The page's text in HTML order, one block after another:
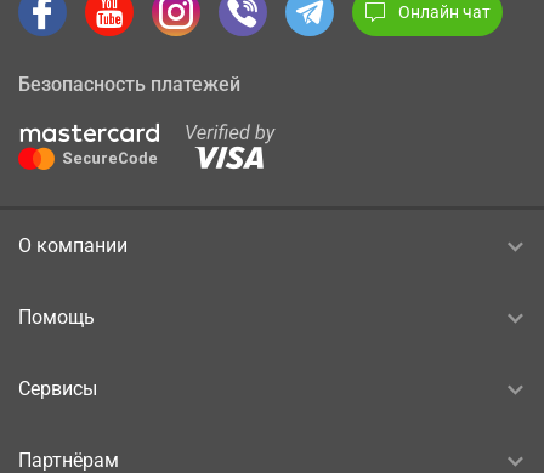
Онлайн чат
Безопасность платежей
О компании
Помощь
Сервисы
Партнёрам